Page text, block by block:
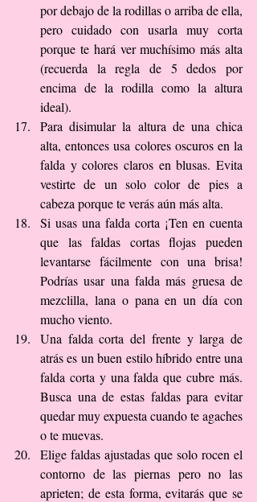
por debajo de la rodillas o arriba de ella,
pero cuidado con usarla muy corta
porque te hará ver muchísimo más alta
(recuerda la regla de 5 dedos por
encima de la rodilla como la altura
ideal).
Para disimular la altura de una chica
alta, entonces usa colores oscuros en la
falda y colores claros en blusas. Evita
vestirte de un solo color de pies a
cabeza porque te verás aún más alta.
Si usas una falda corta ¡Ten en cuenta
que las faldas cortas flojas pueden
levantarse fácilmente con una brisa!
Podrías usar una falda más gruesa de
mezclilla, lana o pana en un día con
mucho viento.
Una falda corta del frente y larga de
atrás es un buen estilo híbrido entre una
falda corta y una falda que cubre más.
Busca una de estas faldas para evitar
quedar muy expuesta cuando te agaches
o te muevas.
Elige faldas ajustadas que solo rocen el
contorno de las piernas pero no las
aprieten; de esta forma, evitarás que se